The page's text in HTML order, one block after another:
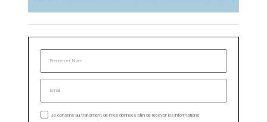
Je consens au traitement de mes données afin de recevoir les informations